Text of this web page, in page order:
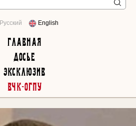
Русский English
Главная
Досье
Эксклюзив
ВЧК-ОГПУ